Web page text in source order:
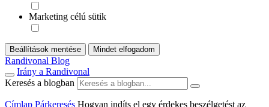
Marketing célú sütik
Beállítások mentése Mindet elfogadom
Randivonal Blog
Irány a Randivonal
Keresés a blogban
Címlap Párkeresés Hogyan indíts el egy érdekes beszélgetést az